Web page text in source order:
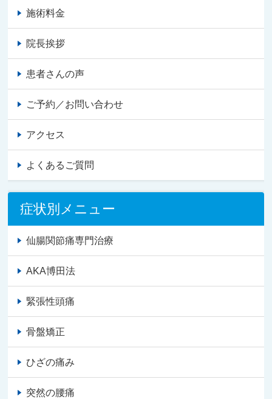
施術料金
院長挨拶
患者さんの声
ご予約／お問い合わせ
アクセス
よくあるご質問
症状別メニュー
仙腸関節痛専門治療
AKA博田法
緊張性頭痛
骨盤矯正
ひざの痛み
突然の腰痛